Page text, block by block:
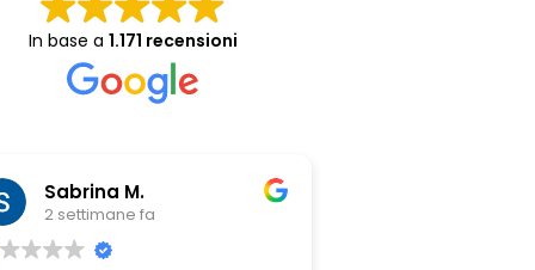
In base a 1.171 recensioni
Sabrina M.
2 settimane fa